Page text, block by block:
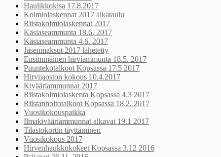
Haulikkokisa 17.8.2017
Kolmiolaskennat 2017 aikataulu
Riistakolmiolaskennat 2017
Käsiaseammunta 18.6. 2017
Käsiaseammunta 4.6. 2017
Jäsenmaksut 2017 lähetetty
Ensimmäinen hirviammunta 18.5. 2017
Puuntekotalkoot Kopsassa 17.5 2017
Hirvijaoston kokous 10.4.2017
Kivääriammunnat 2017
Riistakolmiolaskenta Kopsassa 4.3 2017
Riistanhoitotalkoot Kopsassa 18.2. 2017
Vuosikokouspaikka
Ilmakivääriammunnat alkavat 19.1 2017
Tilastokortin täyttäminen
Vuosikokous 2017
Hirvenhaukkukokeet Kopsassa 3.12 2016